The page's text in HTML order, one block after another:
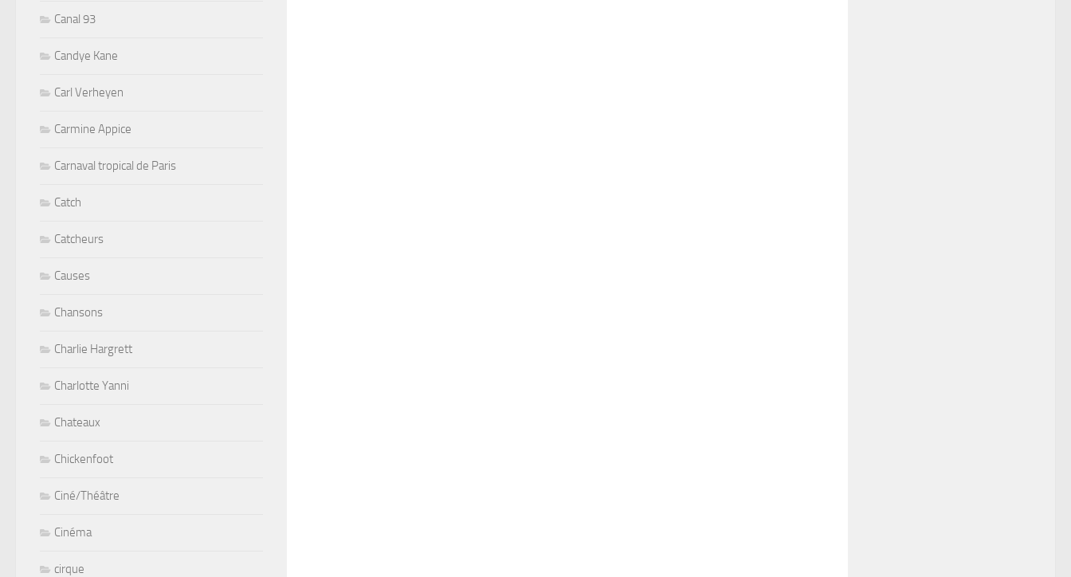
Canal 93
Candye Kane
Carl Verheyen
Carmine Appice
Carnaval tropical de Paris
Catch
Catcheurs
Causes
Chansons
Charlie Hargrett
Charlotte Yanni
Chateaux
Chickenfoot
Ciné/Théâtre
Cinéma
cirque